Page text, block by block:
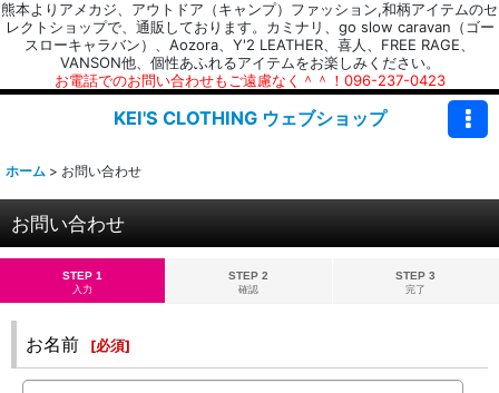
熊本よりアメカジ、アウトドア（キャンプ）ファッション,和柄アイテムのセ
レクトショップで、通販しております。カミナリ、go slow caravan（ゴー
スローキャラバン）、Aozora、Y'2 LEATHER、喜人、FREE RAGE、
VANSON他、個性あふれるアイテムをお楽しみください。
お電話でのお問い合わせもご遠慮なく＾＾！096-237-0423
KEI'S CLOTHING ウェブショップ
ホーム > お問い合わせ
お問い合わせ
STEP 1
入力
STEP 2
確認
STEP 3
完了
お名前 [必須]